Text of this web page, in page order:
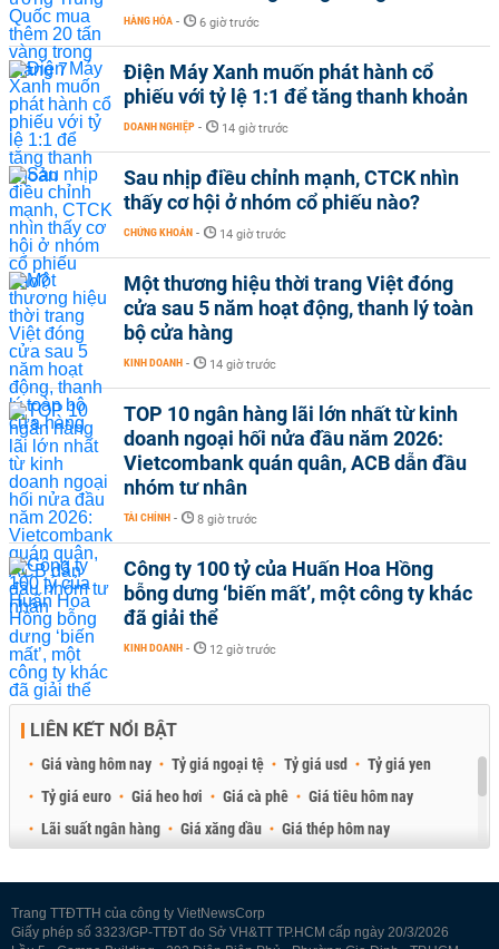
HÀNG HÓA - 6 giờ trước
Điện Máy Xanh muốn phát hành cổ
phiếu với tỷ lệ 1:1 để tăng thanh khoản
DOANH NGHIỆP - 14 giờ trước
Sau nhịp điều chỉnh mạnh, CTCK nhìn
thấy cơ hội ở nhóm cổ phiếu nào?
CHỨNG KHOÁN - 14 giờ trước
Một thương hiệu thời trang Việt đóng
cửa sau 5 năm hoạt động, thanh lý toàn
bộ cửa hàng
KINH DOANH - 14 giờ trước
TOP 10 ngân hàng lãi lớn nhất từ kinh
doanh ngoại hối nửa đầu năm 2026:
Vietcombank quán quân, ACB dẫn đầu
nhóm tư nhân
TÀI CHÍNH - 8 giờ trước
Công ty 100 tỷ của Huấn Hoa Hồng
bỗng dưng ‘biến mất’, một công ty khác
đã giải thể
KINH DOANH - 12 giờ trước
LIÊN KẾT NỔI BẬT
Giá vàng hôm nay Tỷ giá ngoại tệ Tỷ giá usd
Tỷ giá yen
Tỷ giá euro
Giá heo hơi Giá cà phê
Giá tiêu hôm nay
Lãi suất ngân hàng
Giá xăng dầu
Giá thép hôm nay
Trang TTĐTTH của công ty VietNewsCorp
Giấy phép số 3323/GP-TTĐT do Sở VH&TT TP.HCM cấp ngày 20/3/2026